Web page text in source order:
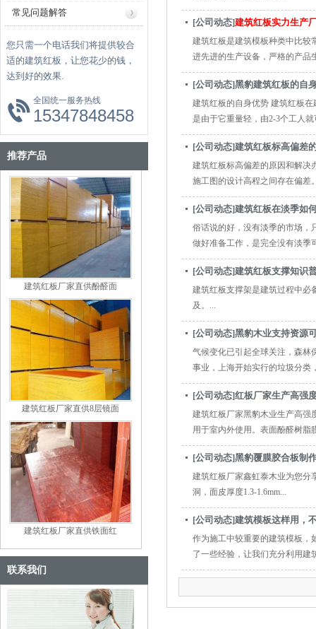
常见问题解答
您只需一个电话我们将提供较合
适的建筑红板，让您花少的钱，
达到好的效果.
全国统一服务热线
15347848458
推荐产品
建筑红板厂家直供酚醛面
建筑红板厂家直供8层镜面
建筑红板厂家直供铁面红
联系我们
[公司动态]建筑红板实力生产
建筑红板是建筑模板种类中比较
进先进的生产设备，严格的产品
[公司动态]黑豹建筑红板的自
建筑红板的自身优势 建筑红板
是由于它重量轻，由2-3个工人就
[公司动态]建筑红板标高偏差
建筑红板标高偏差的原因和解决
施工图的设计高程之间存在偏差
[公司动态]建筑红板在淡季如
俗话说的好，没有淡季的市场，
做好准备工作，是完全没有淡季
[公司动态]建筑红板支撑知识
建筑红板支撑架是建筑过程中必
及。...
[公司动态]黑豹木业支持资源
气候变化已引起全球关注，森林
事业，上海开始实行的垃圾分类
[公司动态]红板厂家生产高强
建筑红板厂家黑豹木业生产高强
用于室内外使用。表面酚醛树脂
[公司动态]黑豹覆膜胶合板制
建筑红板厂家鑫虹泰木业为您
洞，面皮厚度1.3-1.6mm...
[公司动态]建筑模板这样用，
作为施工中较重要的建筑模板，
了一些经验，让我们充分利用建